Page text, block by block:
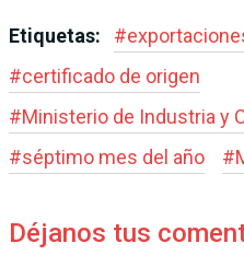
Etiquetas: #
#certificado de origen
#Ministerio de Industria y
#séptimo mes del año #
Déjanos tus